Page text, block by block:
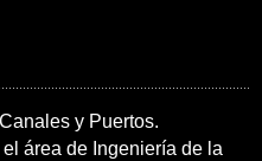
y Puertos.
área de Ingeniería de la